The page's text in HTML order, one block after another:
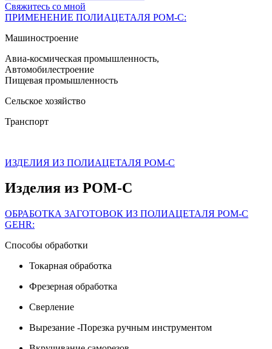
Свяжитесь со мной
ПРИМЕНЕНИЕ ПОЛИАЦЕТАЛЯ POM-C:
Машиностроение
Авиа-космическая промышленность,
Автомобилестроение
Пищевая промышленность
Сельское хозяйство
Транспорт
ИЗДЕЛИЯ ИЗ ПОЛИАЦЕТАЛЯ POM-C
Изделия из POM-C
ОБРАБОТКА ЗАГОТОВОК ИЗ ПОЛИАЦЕТАЛЯ POM-C
GEHR:
Способы обработки
Токарная обработка
Фрезерная обработка
Сверление
Вырезание -Порезка ручным инструментом